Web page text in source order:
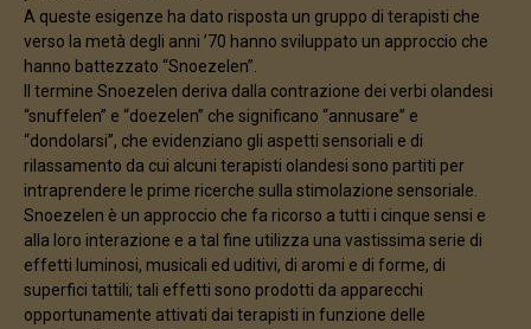
A queste esigenze ha dato risposta un gruppo di terapisti che
verso la metà degli anni ’70 hanno sviluppato un approccio che
hanno battezzato “Snoezelen”.
Il termine Snoezelen deriva dalla contrazione dei verbi olandesi
“snuffelen” e “doezelen” che significano “annusare” e
“dondolarsi”, che evidenziano gli aspetti sensoriali e di
rilassamento da cui alcuni terapisti olandesi sono partiti per
intraprendere le prime ricerche sulla stimolazione sensoriale.
Snoezelen è un approccio che fa ricorso a tutti i cinque sensi e
alla loro interazione e a tal fine utilizza una vastissima serie di
effetti luminosi, musicali ed uditivi, di aromi e di forme, di
superfici tattili; tali effetti sono prodotti da apparecchi
opportunamente attivati dai terapisti in funzione delle